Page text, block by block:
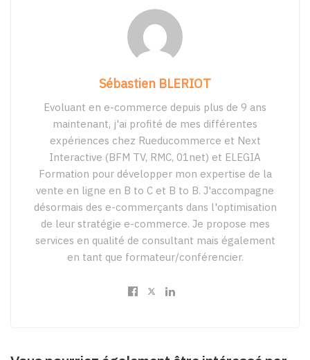
Sébastien BLERIOT
Evoluant en e-commerce depuis plus de 9 ans
maintenant, j'ai profité de mes différentes
expériences chez Rueducommerce et Next
Interactive (BFM TV, RMC, 01net) et ELEGIA
Formation pour développer mon expertise de la
vente en ligne en B to C et B to B. J'accompagne
désormais des e-commerçants dans l'optimisation
de leur stratégie e-commerce. Je propose mes
services en qualité de consultant mais également
en tant que formateur/conférencier.